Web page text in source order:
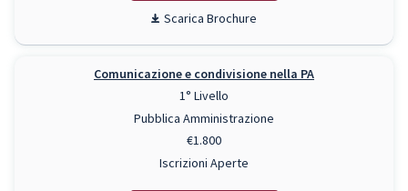
Scarica Brochure
Comunicazione e condivisione nella PA
1° Livello
Pubblica Amministrazione
€1.800
Iscrizioni Aperte